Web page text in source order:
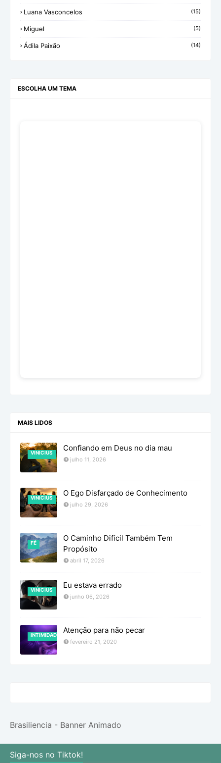
Luana Vasconcelos (15)
Miguel (5)
Ádila Paixão (14)
ESCOLHA UM TEMA
MAIS LIDOS
VINICIUS Confiando em Deus no dia mau
julho 11, 2026
VINICIUS O Ego Disfarçado de Conhecimento
julho 29, 2026
FÉ
O Caminho Difícil Também Tem
Propósito
abril 17, 2026
VINICIUS Eu estava errado
junho 06, 2026
INTIMIDADE Atenção para não pecar
fevereiro 21, 2020
Brasiliencia - Banner Animado
Siga-nos no Tiktok!